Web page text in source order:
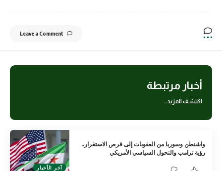
Leave a Comment
أخبار مرتبطة
اكتشف المزيد..
آخر الأخبار
واشنطن وسوريا من العقوبات إلى فرص الاستقرار..
رؤية ترامب والتحول السياسي الأمريكي